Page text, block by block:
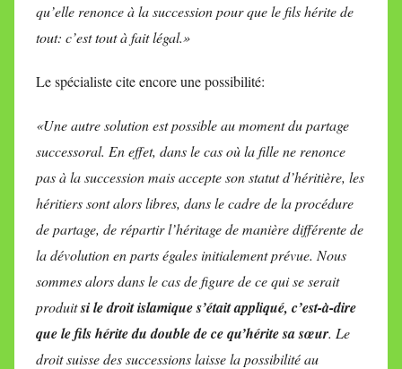
qu’elle renonce à la succession pour que le fils hérite de
tout: c’est tout à fait légal.»
Le spécialiste cite encore une possibilité:
«Une autre solution est possible au moment du partage
successoral. En effet, dans le cas où la fille ne renonce
pas à la succession mais accepte son statut d’héritière, les
héritiers sont alors libres, dans le cadre de la procédure
de partage, de répartir l’héritage de manière différente de
la dévolution en parts égales initialement prévue. Nous
sommes alors dans le cas de figure de ce qui se serait
produitsi le droit islamique s’était appliqué, c’est-à-dire
que le fils hérite du double de ce qu’hérite sa sœur. Le
droit suisse des successions laisse la possibilité au